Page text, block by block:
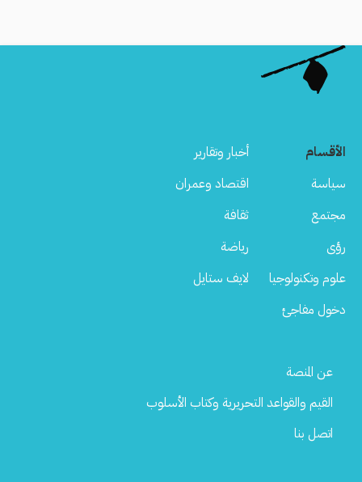
الأقسام
أخبار وتقارير
سياسة
اقتصاد وعمران
مجتمع
ثقافة
رؤى
رياضة
علوم وتكنولوجيا
لايف ستايل
دخول مفاجئ
Footer
عن المنصة
القيم والقواعد التحريرية وكتاب الأسلوب
اتصل بنا